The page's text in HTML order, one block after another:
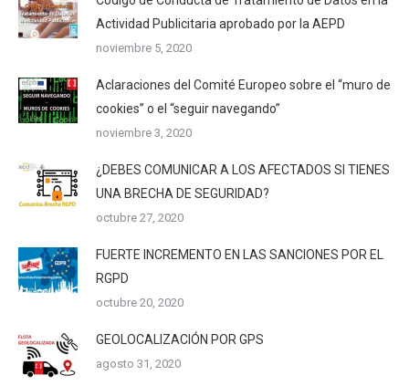
Actividad Publicitaria aprobado por la AEPD
noviembre 5, 2020
Aclaraciones del Comité Europeo sobre el “muro de
cookies” o el “seguir navegando”
noviembre 3, 2020
¿DEBES COMUNICAR A LOS AFECTADOS SI TIENES
UNA BRECHA DE SEGURIDAD?
octubre 27, 2020
FUERTE INCREMENTO EN LAS SANCIONES POR EL
RGPD
octubre 20, 2020
GEOLOCALIZACIÓN POR GPS
agosto 31, 2020